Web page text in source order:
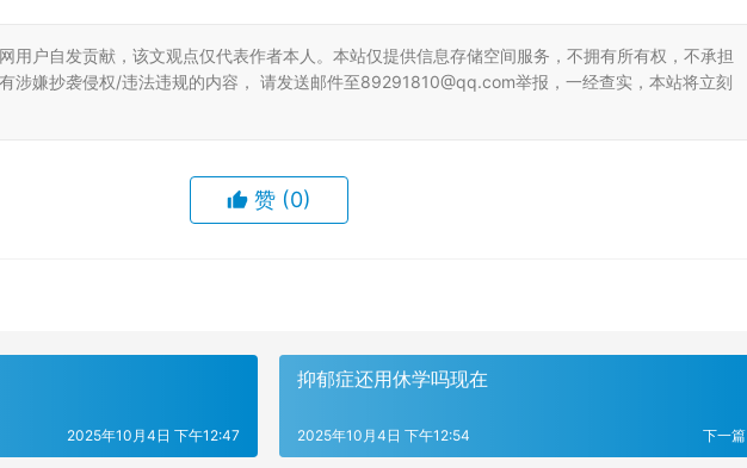
用户自发贡献，该文观点仅代表作者本人。本站仅提供信息存储空间服务，不拥有所有权，不承担
涉嫌抄袭侵权/违法违规的内容， 请发送邮件至89291810@qq.com举报，一经查实，本站将立刻
赞 (0)
2025年10月4日 下午12:47
抑郁症还用休学吗现在
下一篇
2025年10月4日 下午12:54